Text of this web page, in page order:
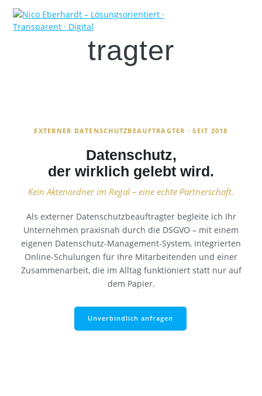
to
Datenschutzbeauf
tragter
EXTERNER DATENSCHUTZBEAUFTRAGTER · SEIT 2018
Datenschutz,
der wirklich gelebt wird.
Kein Aktenordner im Regal – eine echte Partnerschaft.
Als externer Datenschutzbeauftragter begleite ich Ihr
Unternehmen praxisnah durch die DSGVO – mit einem
eigenen Datenschutz-Management-System, integrierten
Online-Schulungen für Ihre Mitarbeitenden und einer
Zusammenarbeit, die im Alltag funktioniert statt nur auf
dem Papier.
Unverbindlich anfragen